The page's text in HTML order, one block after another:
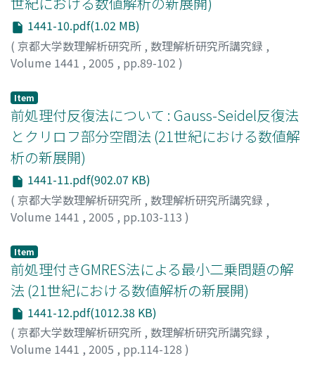
1441-10.pdf(1.02 MB)
( 京都大学数理解析研究所 , 数理解析研究所講究録 ,
Volume 1441 , 2005 , pp.89-102 )
Item
前処理付反復法について : Gauss-Seidel反復法
とクリロフ部分空間法 (21世紀における数値解
析の新展開)
1441-11.pdf(902.07 KB)
( 京都大学数理解析研究所 , 数理解析研究所講究録 ,
Volume 1441 , 2005 , pp.103-113 )
Tomura, Kensaku
Item
前処理付きGMRES法による最小二乗問題の解
法 (21世紀における数値解析の新展開)
1441-12.pdf(1012.38 KB)
( 京都大学数理解析研究所 , 数理解析研究所講究録 ,
Volume 1441 , 2005 , pp.114-128 )